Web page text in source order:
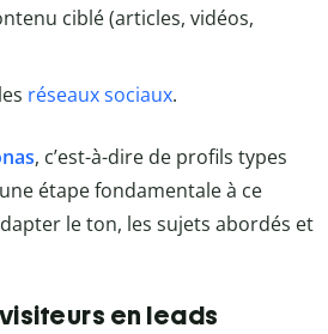
ciblé (articles, vidéos,
réseaux sociaux.
, c’est-à-dire de profils types
étape fondamentale à ce
le ton, les sujets abordés et
en leads